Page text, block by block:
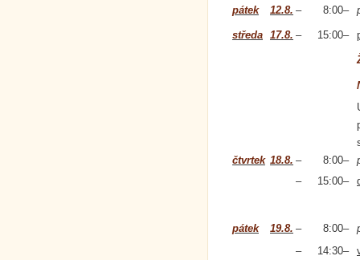
pátek 12.8. – 8:00–
středa 17.8. – 15:00–
čtvrtek 18.8. – 8:00–
–
15:00–
pátek 19.8. – 8:00–
–
14:30–